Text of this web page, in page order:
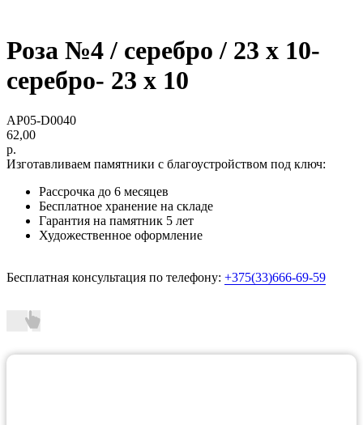
Роза №4 / серебро / 23 х 10-
серебро- 23 х 10
AP05-D0040
62,00
р.
Изготавливаем памятники с благоустройством под ключ:
Рассрочка до 6 месяцев
Бесплатное хранение на складе
Гарантия на памятник 5 лет
Художественное оформление
Бесплатная консультация по телефону: +375(33)666-69-59